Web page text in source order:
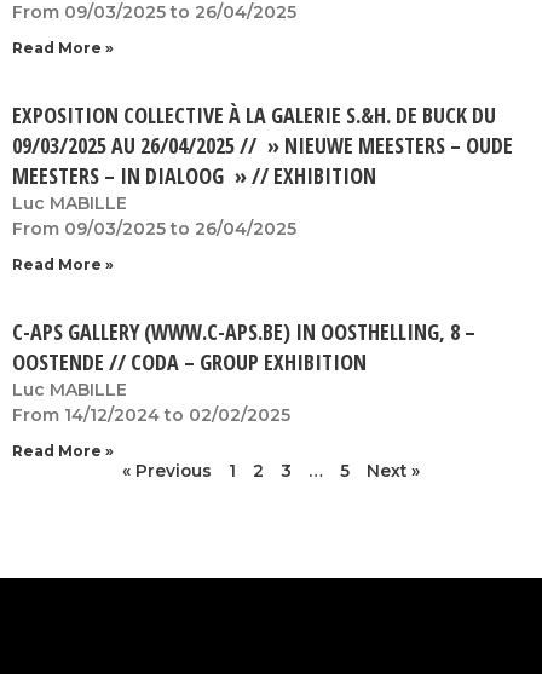
From 09/03/2025 to 26/04/2025
Read More »
EXPOSITION COLLECTIVE À LA GALERIE S.&H. DE BUCK DU
09/03/2025 AU 26/04/2025 // » NIEUWE MEESTERS – OUDE
MEESTERS – IN DIALOOG » // EXHIBITION
Luc MABILLE
From 09/03/2025 to 26/04/2025
Read More »
C-APS GALLERY (WWW.C-APS.BE) IN OOSTHELLING, 8 –
OOSTENDE // CODA – GROUP EXHIBITION
Luc MABILLE
From 14/12/2024 to 02/02/2025
Read More »
« Previous 1 2 3 … 5 Next »